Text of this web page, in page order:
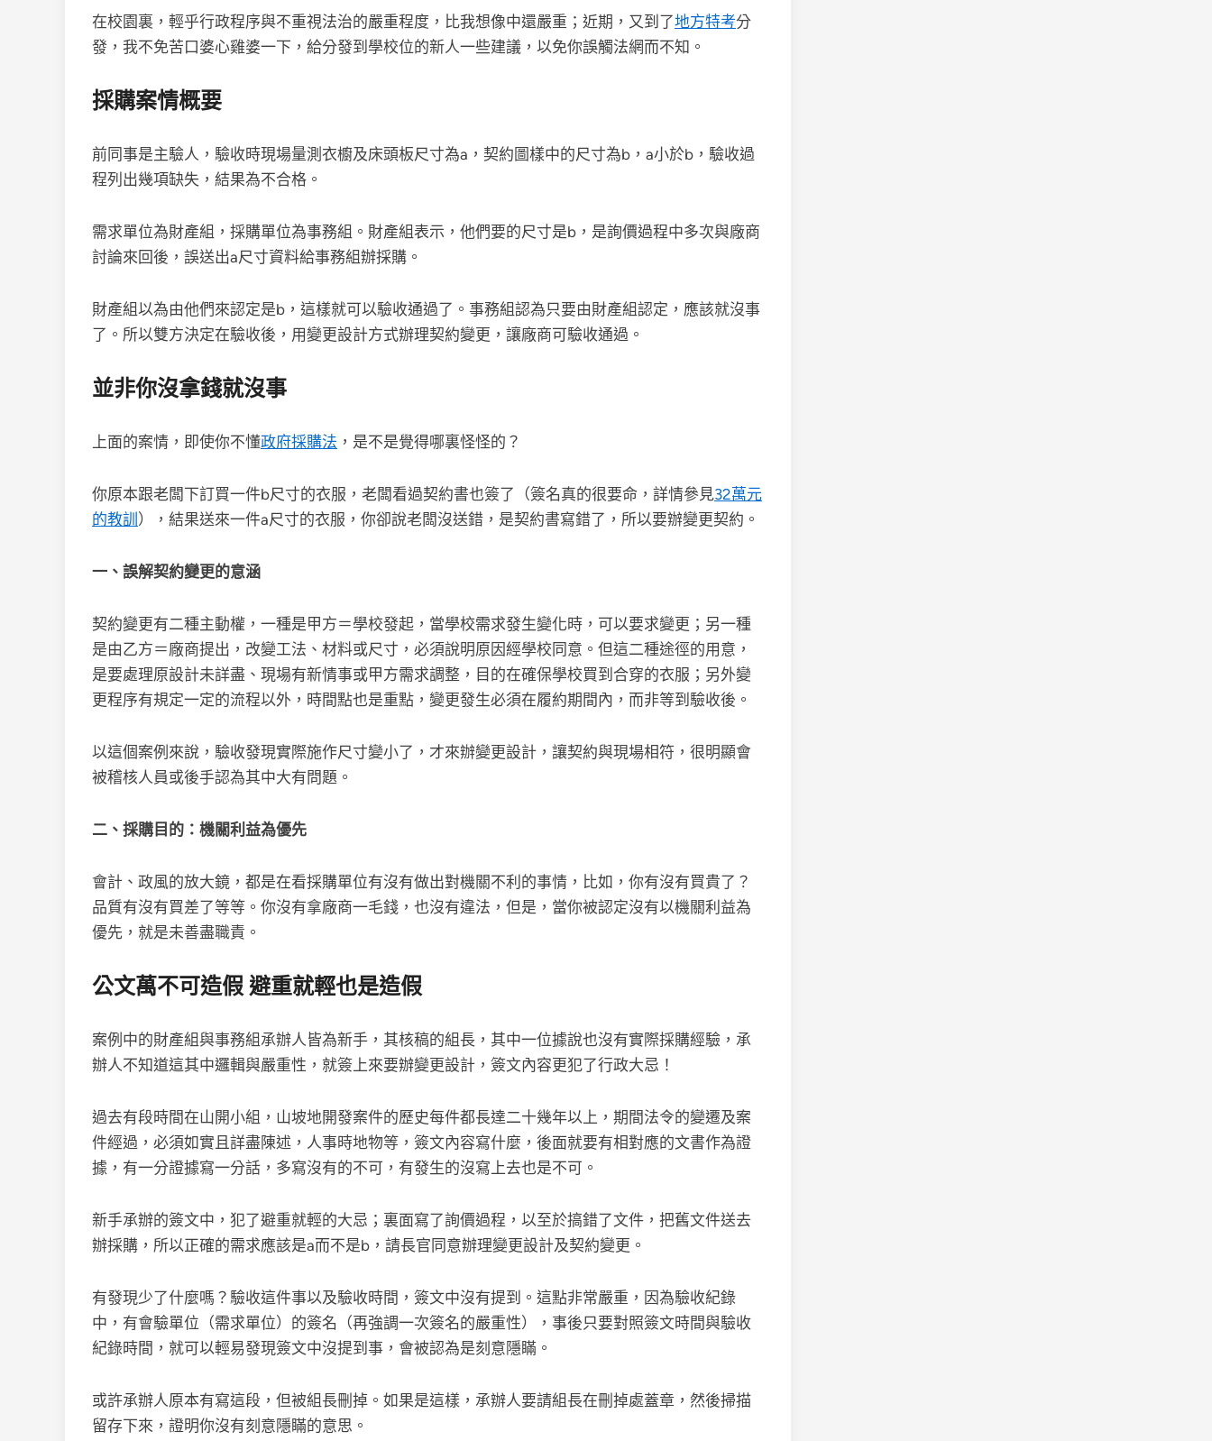
在校園裏，輕乎行政程序與不重視法治的嚴重程度，比我想像中還嚴重；近期，又到了地方特考分
發，我不免苦口婆心雞婆一下，給分發到學校位的新人一些建議，以免你誤觸法網而不知。
採購案情概要
前同事是主驗人，驗收時現場量測衣櫥及床頭板尺寸為a，契約圖樣中的尺寸為b，a小於b，驗收過
程列出幾項缺失，結果為不合格。
需求單位為財產組，採購單位為事務組。財產組表示，他們要的尺寸是b，是詢價過程中多次與廠商
討論來回後，誤送出a尺寸資料給事務組辦採購。
財產組以為由他們來認定是b，這樣就可以驗收通過了。事務組認為只要由財產組認定，應該就沒事
了。所以雙方決定在驗收後，用變更設計方式辦理契約變更，讓廠商可驗收通過。
並非你沒拿錢就沒事
上面的案情，即使你不懂政府採購法 ，是不是覺得哪裏怪怪的？
你原本跟老闆下訂買一件b尺寸的衣服，老闆看過契約書也簽了（簽名真的很要命，詳情參見32萬元
的教訓 ），結果送來一件a尺寸的衣服，你卻說老闆沒送錯，是契約書寫錯了，所以要辦變更契約。
一、誤解契約變更的意涵
契約變更有二種主動權，一種是甲方＝學校發起，當學校需求發生變化時，可以要求變更；另一種
是由乙方＝廠商提出，改變工法、材料或尺寸，必須說明原因經學校同意。但這二種途徑的用意，
是要處理原設計未詳盡、現場有新情事或甲方需求調整，目的在確保學校買到合穿的衣服；另外變
更程序有規定一定的流程以外，時間點也是重點，變更發生必須在履約期間內，而非等到驗收後。
以這個案例來說，驗收發現實際施作尺寸變小了，才來辦變更設計，讓契約與現場相符，很明顯會
被稽核人員或後手認為其中大有問題。
二、採購目的：機關利益為優先
會計、政風的放大鏡，都是在看採購單位有沒有做出對機關不利的事情，比如，你有沒有買貴了？
品質有沒有買差了等等。你沒有拿廠商一毛錢，也沒有違法，但是，當你被認定沒有以機關利益為
優先，就是未善盡職責。
公文萬不可造假 避重就輕也是造假
案例中的財產組與事務組承辦人皆為新手，其核稿的組長，其中一位據說也沒有實際採購經驗，承
辦人不知道這其中邏輯與嚴重性，就簽上來要辦變更設計，簽文內容更犯了行政大忌！
過去有段時間在山開小組，山坡地開發案件的歷史每件都長達二十幾年以上，期間法令的變遷及案
件經過，必須如實且詳盡陳述，人事時地物等，簽文內容寫什麼，後面就要有相對應的文書作為證
據，有一分證據寫一分話，多寫沒有的不可，有發生的沒寫上去也是不可。
新手承辦的簽文中，犯了避重就輕的大忌；裏面寫了詢價過程，以至於搞錯了文件，把舊文件送去
辦採購，所以正確的需求應該是a而不是b，請長官同意辦理變更設計及契約變更。
有發現少了什麼嗎？驗收這件事以及驗收時間，簽文中沒有提到。這點非常嚴重，因為驗收紀錄
中，有會驗單位（需求單位）的簽名（再強調一次簽名的嚴重性），事後只要對照簽文時間與驗收
紀錄時間，就可以輕易發現簽文中沒提到事，會被認為是刻意隱瞞。
或許承辦人原本有寫這段，但被組長刪掉。如果是這樣，承辦人要請組長在刪掉處蓋章，然後掃描
留存下來，證明你沒有刻意隱瞞的意思。